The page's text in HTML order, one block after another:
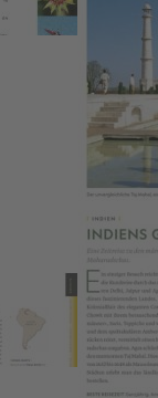
29,6 cm,
Erfahrungen,
auf der Suche nach
500 Lieblingsreisen
Leser können
Auto, Zug,
weltweit
oder historische
Inspirationsquelle
und sich von den